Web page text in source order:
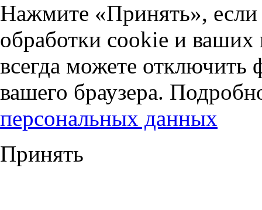
Нажмите «Принять», если
обработки cookie и
всегда можете отключить
вашего браузера.
персональных данных
Принять